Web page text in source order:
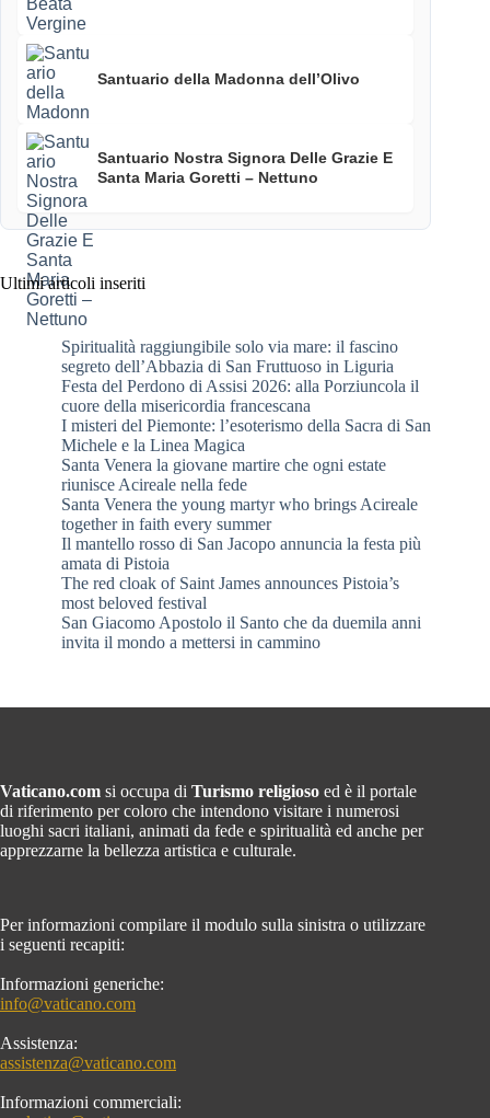
Santuario della Madonna dell’Olivo
Santuario Nostra Signora Delle Grazie E
Santa Maria Goretti – Nettuno
Ultimi articoli inseriti
Spiritualità raggiungibile solo via mare: il fascino
segreto dell’Abbazia di San Fruttuoso in Liguria
Festa del Perdono di Assisi 2026: alla Porziuncola il
cuore della misericordia francescana
I misteri del Piemonte: l’esoterismo della Sacra di San
Michele e la Linea Magica
Santa Venera la giovane martire che ogni estate
riunisce Acireale nella fede
Santa Venera the young martyr who brings Acireale
together in faith every summer
Il mantello rosso di San Jacopo annuncia la festa più
amata di Pistoia
The red cloak of Saint James announces Pistoia’s
most beloved festival
San Giacomo Apostolo il Santo che da duemila anni
invita il mondo a mettersi in cammino
Vaticano.com si occupa di Turismo religioso ed è il portale
di riferimento per coloro che intendono visitare i numerosi
luoghi sacri italiani, animati da fede e spiritualità ed anche per
apprezzarne la bellezza artistica e culturale.
Per informazioni compilare il modulo sulla sinistra o utilizzare
i seguenti recapiti:
Informazioni generiche:
info@vaticano.com
Assistenza:
assistenza@vaticano.com
Informazioni commerciali: